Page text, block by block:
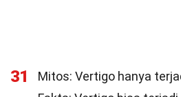
31
Mitos: Vertigo hanya